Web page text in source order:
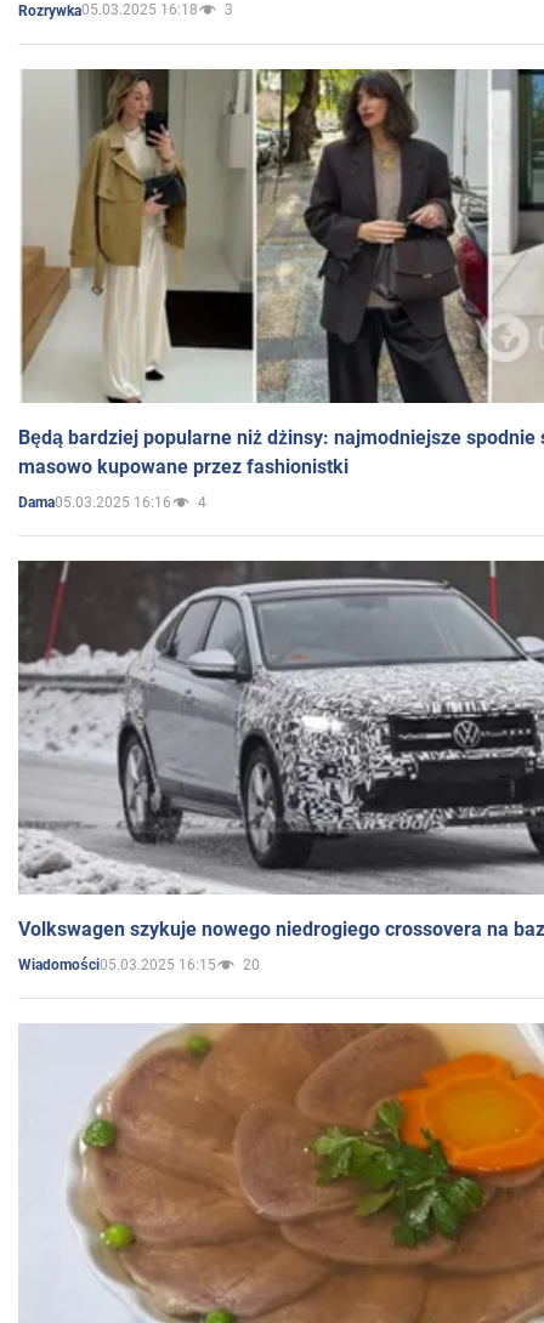
Rozrywka05.03.2025 16:18 3
Będą bardziej popularne niż dżinsy: najmodniejsze spodnie
masowo kupowane przez fashionistki
Dama05.03.2025 16:16 4
Volkswagen szykuje nowego niedrogiego crossovera na
Wiadomości05.03.2025 16:15 20